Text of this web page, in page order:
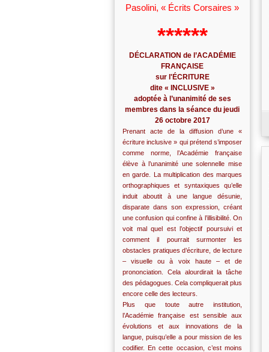
Pasolini, « Écrits Corsaires »
******
DÉCLARATION de l’ACADÉMIE
FRANÇAISE
sur l'ÉCRITURE
dite « INCLUSIVE »
adoptée à l’unanimité de ses
membres dans la séance du jeudi
26 octobre 2017
Prenant acte de la diffusion d’une «
écriture inclusive » qui prétend s’imposer
comme norme, l’Académie française
élève à l’unanimité une solennelle mise
en garde. La multiplication des marques
orthographiques et syntaxiques qu’elle
induit aboutit à une langue désunie,
disparate dans son expression, créant
une confusion qui confine à l’illisibilité. On
voit mal quel est l’objectif poursuivi et
comment il pourrait surmonter les
obstacles pratiques d’écriture, de lecture
– visuelle ou à voix haute – et de
prononciation. Cela alourdirait la tâche
des pédagogues. Cela compliquerait plus
encore celle des lecteurs.
Plus que toute autre institution,
l’Académie française est sensible aux
évolutions et aux innovations de la
langue, puisqu’elle a pour mission de les
codifier. En cette occasion, c’est moins